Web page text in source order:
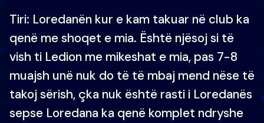
Tiri: Loredanën kur e kam takuar në club ka
qenë me shoqet e mia. Është njësoj si të
vish ti Ledion me mikeshat e mia, pas 7-8
muajsh unë nuk do të të mbaj mend nëse të
takoj sërish, çka nuk është rasti i Loredanës
sepse Loredana ka qenë komplet ndryshe